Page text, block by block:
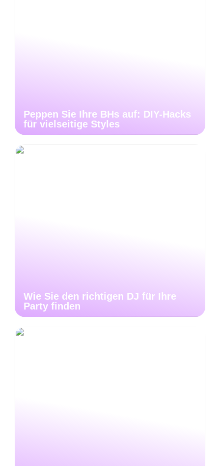
Peppen Sie Ihre BHs auf: DIY-Hacks
für vielseitige Styles
Wie Sie den richtigen DJ für Ihre
Party finden